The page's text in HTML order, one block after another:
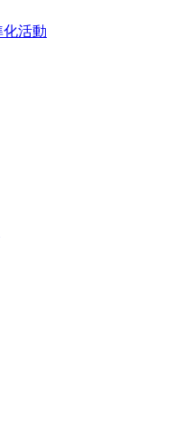
化活動